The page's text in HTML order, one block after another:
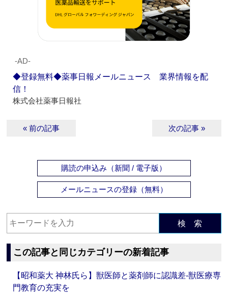
‐AD‐
◆登録無料◆薬事日報メールニュース 業界情報を配
信！
株式会社薬事日報社
« 前の記事 次の記事 »
購読の申込み（新聞 / 電子版）
メールニュースの登録（無料）
検 索
この記事と同じカテゴリーの新着記事
【昭和薬大 神林氏ら】獣医師と薬剤師に認識差‐獣医療専
門教育の充実を